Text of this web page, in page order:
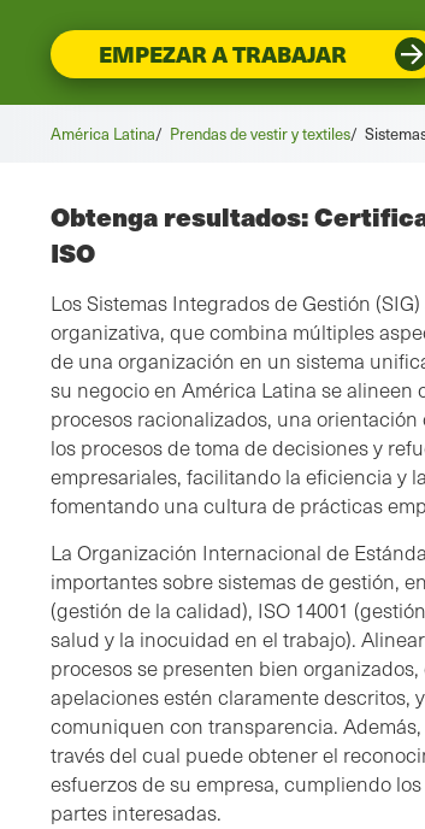
EMPEZAR A TRABAJAR
América Latina/ Prendas de vestir y textiles/
Obtenga resultados:
ISO
Los Sistemas Integrados de Gestión
organizativa, que combina múltiples
de una organización en un sistema
su negocio en América Latina se alineen
procesos racionalizados, una
los procesos de toma de decisiones y
empresariales, facilitando la eficiencia y
fomentando una cultura de prácticas
La Organización Internacional de
importantes sobre sistemas de gestión,
(gestión de la calidad), ISO 14001
salud y la inocuidad en el trabajo).
procesos se presenten bien
apelaciones estén claramente descritos,
comuniquen con transparencia.
través del cual puede obtener el
esfuerzos de su empresa, cumpliendo
partes interesadas.